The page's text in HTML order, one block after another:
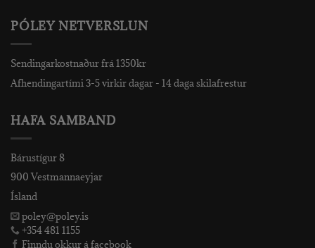
PÓLEY NETVERSLUN
Sendingarkostnaður frá 1350kr
Afhendingartími 3-5 virkir dagar - 14 daga skilafrestur
HAFA SAMBAND
Bárustígur 8
900 Vestmannaeyjar
Ísland
poley@poley.is
+354 481 1155
Finndu okkur á facebook